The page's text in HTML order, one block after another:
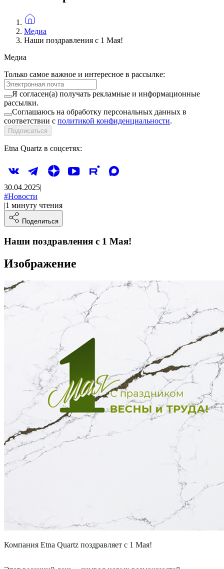
Медиа
Наши поздравления с 1 Мая!
Медиа
Только самое важное и интересное в рассылке:
Я согласен(а) получать рекламные и информационные
рассылки.
Соглашаюсь на обработку персональных данных в
соответствии с политикой конфиденциальности.
Подписаться
Etna Quartz в соцсетях:
30.04.2025|
#Новости
|1 минуту чтения
Поделиться
Наши поздравления с 1 Мая!
Изображение
Компания Etna Quartz поздравляет с 1 Мая!